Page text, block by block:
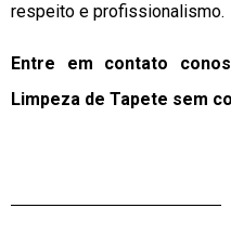
respeito e profissionalismo.
Entre em contato
Limpeza de Tapete sem